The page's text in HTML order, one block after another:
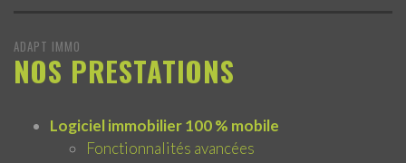
ADAPT IMMO
NOS PRESTATIONS
Logiciel immobilier 100 % mobile
Fonctionnalités avancées